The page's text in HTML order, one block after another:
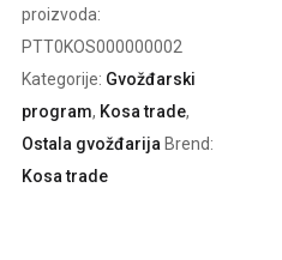
proizvoda:
PTT0KOS000000002
Kategorije: Gvožđarski
program, Kosa trade,
Ostala gvožđarija Brend:
Kosa trade